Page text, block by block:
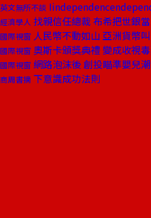
英文無所不談
經濟學人 找親信任總裁 布希把世銀
國際視窗 人民幣不動如山 亞洲貨幣
國際視窗 奧斯卡頒獎典禮 變成收視
國際視窗 網路泡沫後 創投瞄準嬰兒
商周書摘 下意識成功法則